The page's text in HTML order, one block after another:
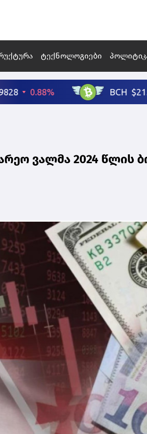
ტექნოლოგიები
ვალმა 2024 წლის